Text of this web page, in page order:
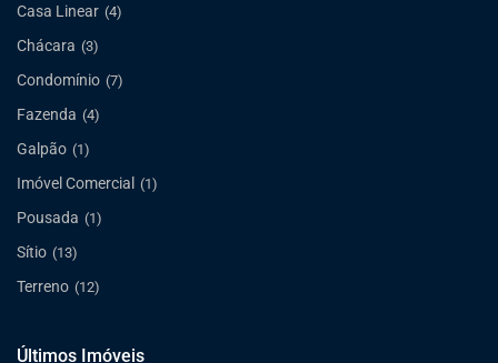
Casa Linear (4)
Chácara (3)
Condomínio (7)
Fazenda (4)
Galpão (1)
Imóvel Comercial (1)
Pousada (1)
Sítio (13)
Terreno (12)
Últimos Imóveis